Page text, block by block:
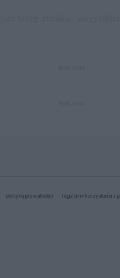
polityką prywatności regulamin korzystania z